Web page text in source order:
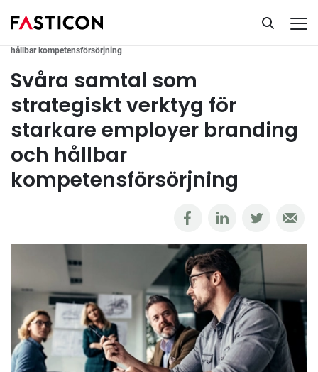
Ta del av vår kunskapsbank
hållbar kompetensförsörjning
Svåra samtal som
strategiskt verktyg för
starkare employer branding
och hållbar
kompetensförsörjning